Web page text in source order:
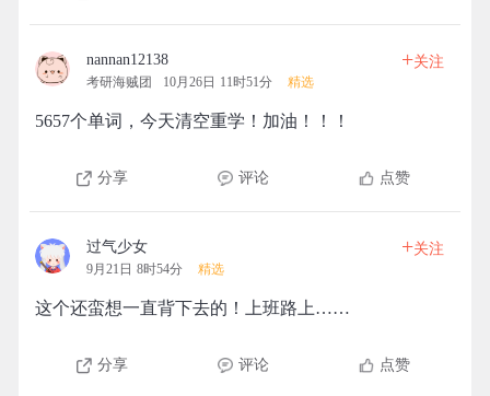
nannan12138
考研海贼团 10月26日 11时51分 精选
+关注
5657个单词，今天清空重学！加油！！！
分享 评论 点赞
过气少女
9月21日 8时54分 精选
+关注
这个还蛮想一直背下去的！上班路上……
分享 评论 点赞